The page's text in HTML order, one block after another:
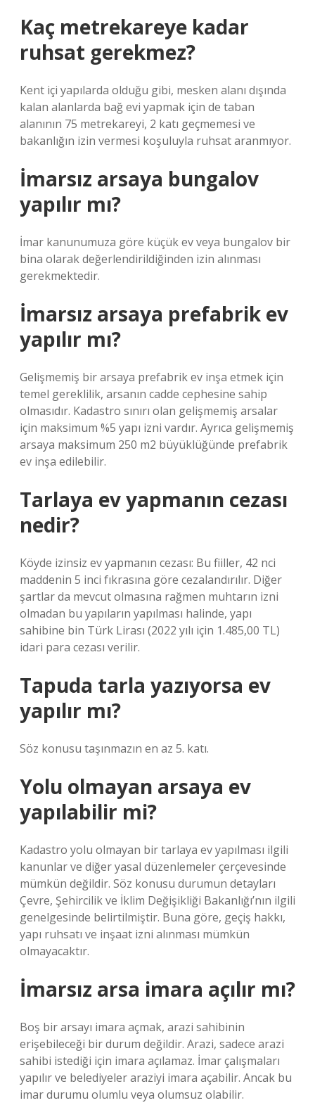
Kaç metrekareye kadar
ruhsat gerekmez?
Kent içi yapılarda olduğu gibi, mesken alanı dışında
kalan alanlarda bağ evi yapmak için de taban
alanının 75 metrekareyi, 2 katı geçmemesi ve
bakanlığın izin vermesi koşuluyla ruhsat aranmıyor.
İmarsız arsaya bungalov
yapılır mı?
İmar kanunumuza göre küçük ev veya bungalov bir
bina olarak değerlendirildiğinden izin alınması
gerekmektedir.
İmarsız arsaya prefabrik ev
yapılır mı?
Gelişmemiş bir arsaya prefabrik ev inşa etmek için
temel gereklilik, arsanın cadde cephesine sahip
olmasıdır. Kadastro sınırı olan gelişmemiş arsalar
için maksimum %5 yapı izni vardır. Ayrıca gelişmemiş
arsaya maksimum 250 m2 büyüklüğünde prefabrik
ev inşa edilebilir.
Tarlaya ev yapmanın cezası
nedir?
Köyde izinsiz ev yapmanın cezası: Bu fiiller, 42 nci
maddenin 5 inci fıkrasına göre cezalandırılır. Diğer
şartlar da mevcut olmasına rağmen muhtarın izni
olmadan bu yapıların yapılması halinde, yapı
sahibine bin Türk Lirası (2022 yılı için 1.485,00 TL)
idari para cezası verilir.
Tapuda tarla yazıyorsa ev
yapılır mı?
Söz konusu taşınmazın en az 5. katı.
Yolu olmayan arsaya ev
yapılabilir mi?
Kadastro yolu olmayan bir tarlaya ev yapılması ilgili
kanunlar ve diğer yasal düzenlemeler çerçevesinde
mümkün değildir. Söz konusu durumun detayları
Çevre, Şehircilik ve İklim Değişikliği Bakanlığı’nın ilgili
genelgesinde belirtilmiştir. Buna göre, geçiş hakkı,
yapı ruhsatı ve inşaat izni alınması mümkün
olmayacaktır.
İmarsız arsa imara açılır mı?
Boş bir arsayı imara açmak, arazi sahibinin
erişebileceği bir durum değildir. Arazi, sadece arazi
sahibi istediği için imara açılamaz. İmar çalışmaları
yapılır ve belediyeler araziyi imara açabilir. Ancak bu
imar durumu olumlu veya olumsuz olabilir.